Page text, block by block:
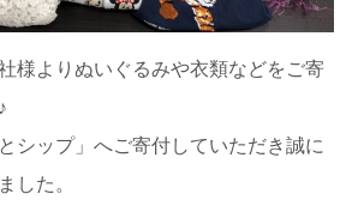
様よりぬいぐるみや衣類などをご寄
シップ」へご寄付していただき誠に
した。